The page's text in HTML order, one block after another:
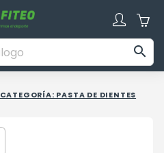

CATEGORÍA: PASTA DE DIENTES